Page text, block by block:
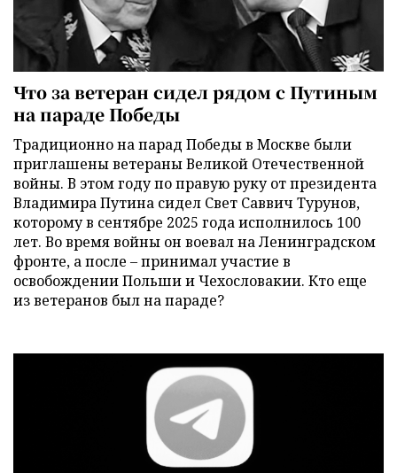
Что за ветеран сидел рядом с Путиным
на параде Победы
Традиционно на парад Победы в Москве были
приглашены ветераны Великой Отечественной
войны. В этом году по правую руку от президента
Владимира Путина сидел Свет Саввич Турунов,
которому в сентябре 2025 года исполнилось 100
лет. Во время войны он воевал на Ленинградском
фронте, а после – принимал участие в
освобождении Польши и Чехословакии. Кто еще
из ветеранов был на параде?